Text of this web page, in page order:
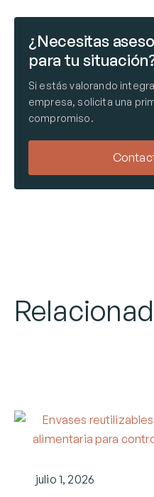
¿Necesitas
para tu
Si estás valorando
empresa, solicita una
compromiso.
julio 1, 2026